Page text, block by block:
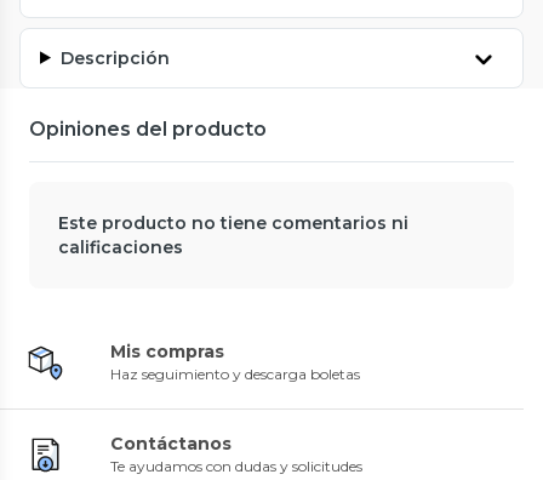
Descripción
Opiniones del producto
Este producto no tiene comentarios ni
calificaciones
Mis compras
Haz seguimiento y descarga boletas
Contáctanos
Te ayudamos con dudas y solicitudes